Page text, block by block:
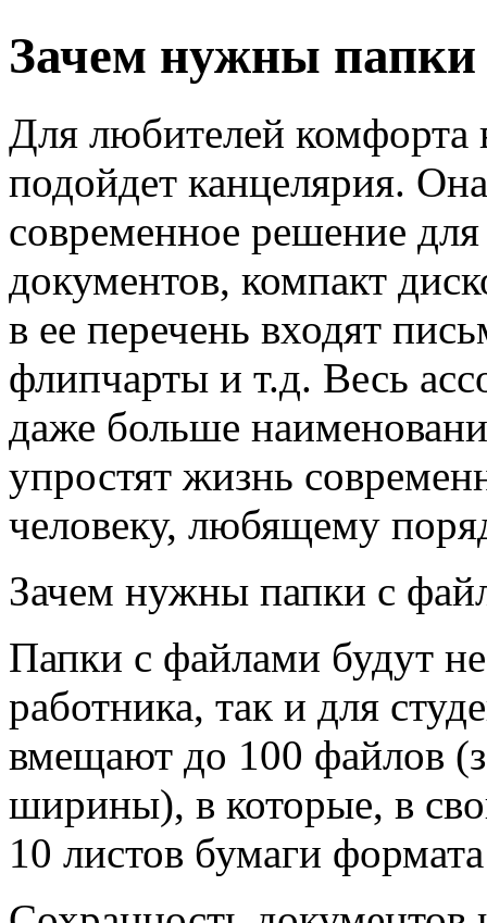
Зачем нужны
Для любителей комфорта
подойдет канцелярия.
современное решение
документов, компакт
в ее перечень входят
флипчарты и т.д. Весь
даже больше
упростят жизнь
человеку, любящему
Зачем нужны папки с
Папки с файлами будут
работника, так и для
вмещают до 100 файлов
ширины), в которые, в
10 листов бумаги